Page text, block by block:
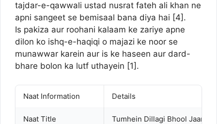
tajdar-e-qawwali ustad nusrat fateh ali khan ne
apni sangeet se bemisaal bana diya hai [4].
Is pakiza aur roohani kalaam ke zariye apne
dilon ko ishq-e-haqiqi o majazi ke noor se
munawwar karein aur is ke haseen aur dard-
bhare bolon ka lutf uthayein [1].
Naat Information Details
Naat Title Tumhein Dillagi Bhool Jaani